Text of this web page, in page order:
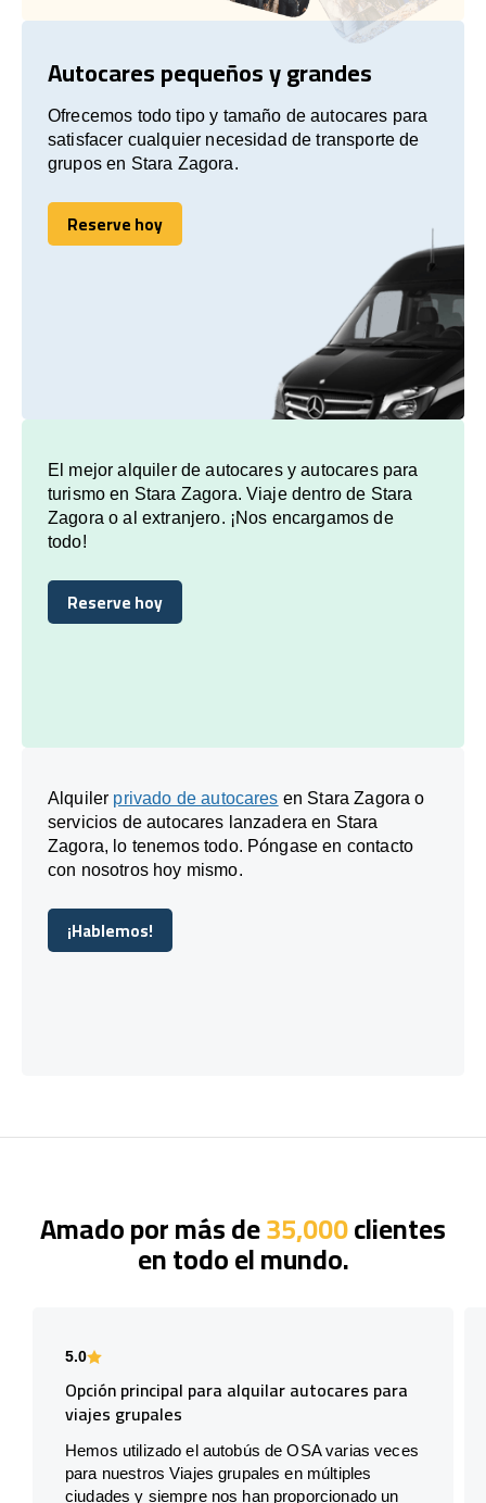
Autocares pequeños y grandes
Ofrecemos todo tipo y tamaño de autocares para
satisfacer cualquier necesidad de transporte de
grupos en Stara Zagora.
Reserve hoy
Reserve hoy
El mejor alquiler de autocares y autocares para
turismo en Stara Zagora. Viaje dentro de Stara
Zagora o al extranjero. ¡Nos encargamos de
todo!
Reserve hoy
Reserve hoy
Alquiler privado de autocares en Stara Zagora o
servicios de autocares lanzadera en Stara
Zagora, lo tenemos todo. Póngase en contacto
con nosotros hoy mismo.
¡Hablemos!
¡Hablemos!
Amado por más de35,000clientes
en todo el mundo.
5.0
Opción principal para alquilar autocares para
viajes grupales
Hemos utilizado el autobús de OSA varias veces
para nuestros Viajes grupales en múltiples
ciudades y siempre nos han proporcionado un